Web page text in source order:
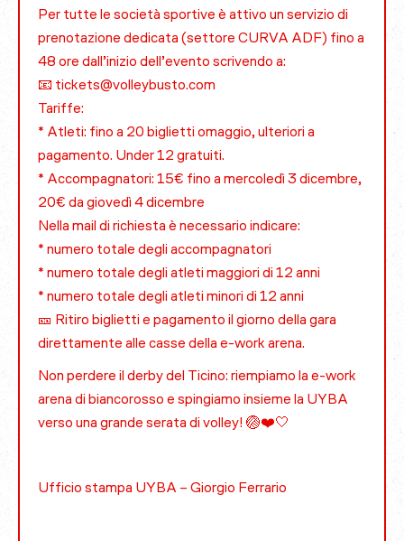
Per tutte le società sportive è attivo un servizio di
prenotazione dedicata (settore CURVA ADF) fino a
48 ore dall’inizio dell’evento scrivendo a:
📧 tickets@volleybusto.com
Tariffe:
* Atleti: fino a 20 biglietti omaggio, ulteriori a
pagamento. Under 12 gratuiti.
* Accompagnatori: 15€ fino a mercoledì 3 dicembre,
20€ da giovedì 4 dicembre
Nella mail di richiesta è necessario indicare:
* numero totale degli accompagnatori
* numero totale degli atleti maggiori di 12 anni
* numero totale degli atleti minori di 12 anni
🎫 Ritiro biglietti e pagamento il giorno della gara
direttamente alle casse della e-work arena.
Non perdere il derby del Ticino: riempiamo la e-work
arena di biancorosso e spingiamo insieme la UYBA
verso una grande serata di volley! 🏐❤️🤍
Ufficio stampa UYBA – Giorgio Ferrario